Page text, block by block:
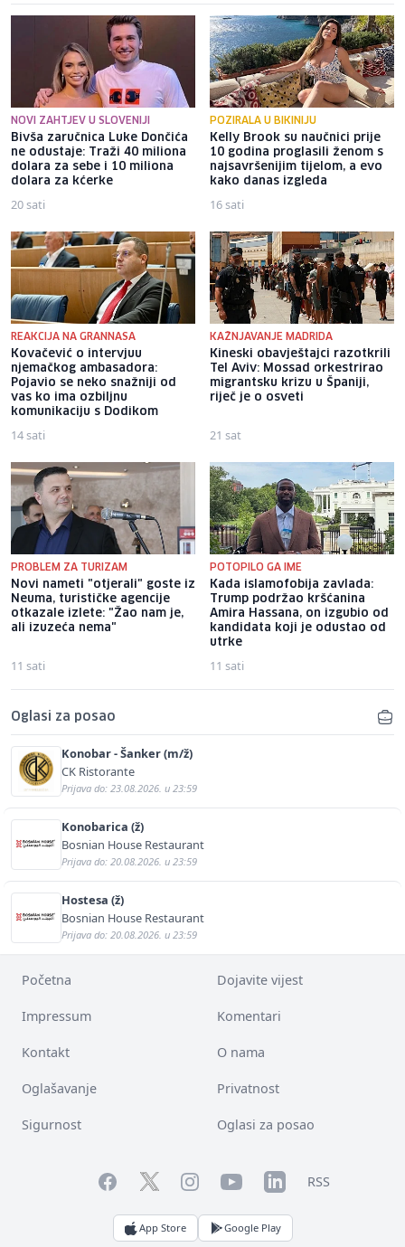
NOVI ZAHTJEV U SLOVENIJI
Bivša zaručnica Luke Dončića
ne odustaje: Traži 40 miliona
dolara za sebe i 10 miliona
dolara za kćerke
20 sati
POZIRALA U BIKINIJU
Kelly Brook su naučnici prije
10 godina proglasili ženom s
najsavršenijim tijelom, a evo
kako danas izgleda
16 sati
REAKCIJA NA GRANNASA
Kovačević o intervjuu
njemačkog ambasadora:
Pojavio se neko snažniji od
vas ko ima ozbiljnu
komunikaciju s Dodikom
14 sati
KAŽNJAVANJE MADRIDA
Kineski obavještajci razotkrili
Tel Aviv: Mossad orkestrirao
migrantsku krizu u Španiji,
riječ je o osveti
21 sat
PROBLEM ZA TURIZAM
Novi nameti "otjerali" goste iz
Neuma, turističke agencije
otkazale izlete: "Žao nam je,
ali izuzeća nema"
11 sati
POTOPILO GA IME
Kada islamofobija zavlada:
Trump podržao kršćanina
Amira Hassana, on izgubio od
kandidata koji je odustao od
utrke
11 sati
Oglasi za posao
Konobar - Šanker (m/ž)
CK Ristorante
Prijava do: 23.08.2026. u 23:59
Konobarica (ž)
Bosnian House Restaurant
Prijava do: 20.08.2026. u 23:59
Hostesa (ž)
Bosnian House Restaurant
Prijava do: 20.08.2026. u 23:59
Početna Dojavite vijest
Impressum Komentari
Kontakt O nama
Oglašavanje Privatnost
Sigurnost Oglasi za posao
FacebookTwitterInstagramYouTubeLinkedInRSS
App Store Google Play